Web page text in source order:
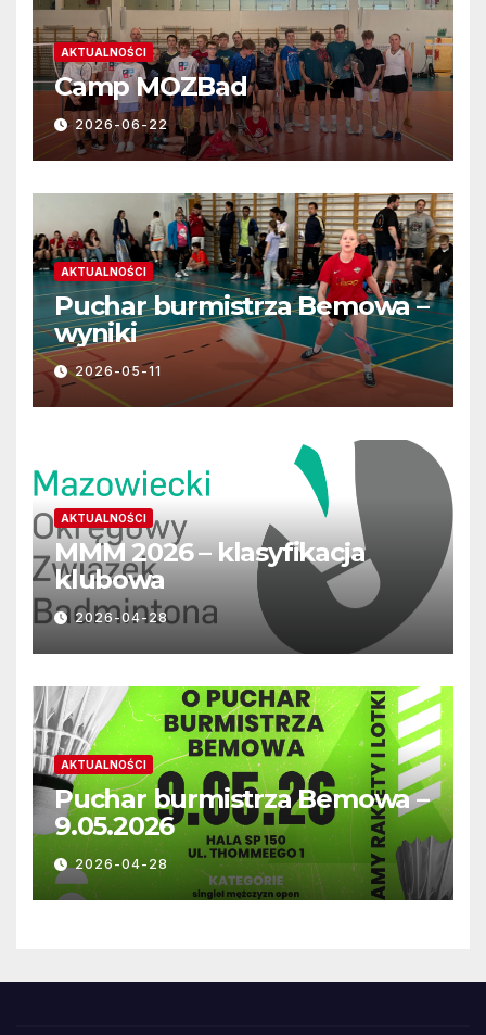
AKTUALNOŚCI
Camp MOZBad
2026-06-22
AKTUALNOŚCI
Puchar burmistrza Bemowa –
wyniki
2026-05-11
AKTUALNOŚCI
MMM 2026 – klasyfikacja
klubowa
2026-04-28
AKTUALNOŚCI
Puchar burmistrza Bemowa –
9.05.2026
2026-04-28